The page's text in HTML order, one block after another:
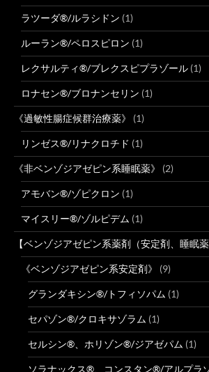
ラツーダ®/ルラシドン (1)
ルーラン®/ペロスピロン (1)
レクサルティ®/ブレクスピプラゾール (1)
ロナセン®/ブロナンセリン (1)
《過敏性腸症候群治療薬》 (1)
リンゼス®/リナクロチド (1)
《非ベンゾジアゼピン系睡眠薬》 (2)
アモバン®/ゾピクロン (1)
マイスリー®/ゾルピデム (1)
【ベンゾジアゼピン系薬剤（安定剤、睡眠薬
《ベンゾジアゼピン系安定剤》 (9)
グランダキシン®/トフィソパム (1)
セパゾン®/クロキサゾラム (1)
セルシン®、ホリゾン®/ジアゼパム (1)
ソラナックス®、コンスタン®/アルプラ